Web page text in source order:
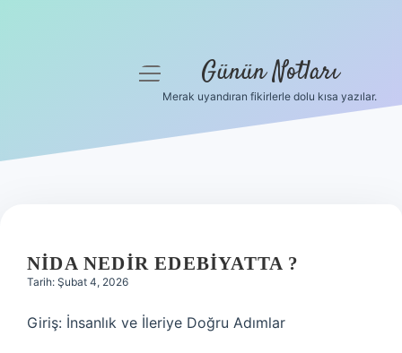
Hakkımızda
menüyü
Günün Notları
Merak uyandıran fikirlerle dolu kısa yazılar.
NIDA NEDIR EDEBIYATTA ?
Tarih: Şubat 4, 2026
Giriş: İnsanlık ve İleriye Doğru Adımlar